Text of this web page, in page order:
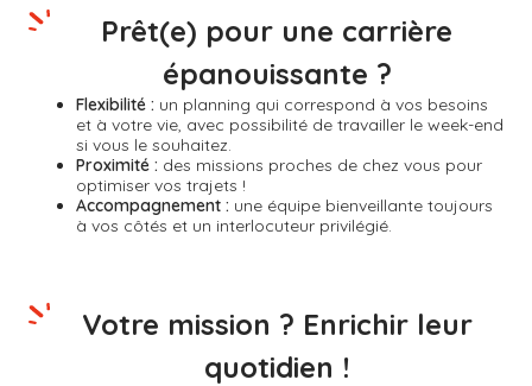
Flexibilité : un planning qui correspond à vos besoins
et à votre vie, avec possibilité de travailler le week-end
si vous le souhaitez.
Proximité : des missions proches de chez vous pour
optimiser vos trajets !
Accompagnement : une équipe bienveillante toujours
à vos côtés et un interlocuteur privilégié.
Prêt(e) pour une carrière
épanouissante ?
Votre mission ? Enrichir leur
quotidien !